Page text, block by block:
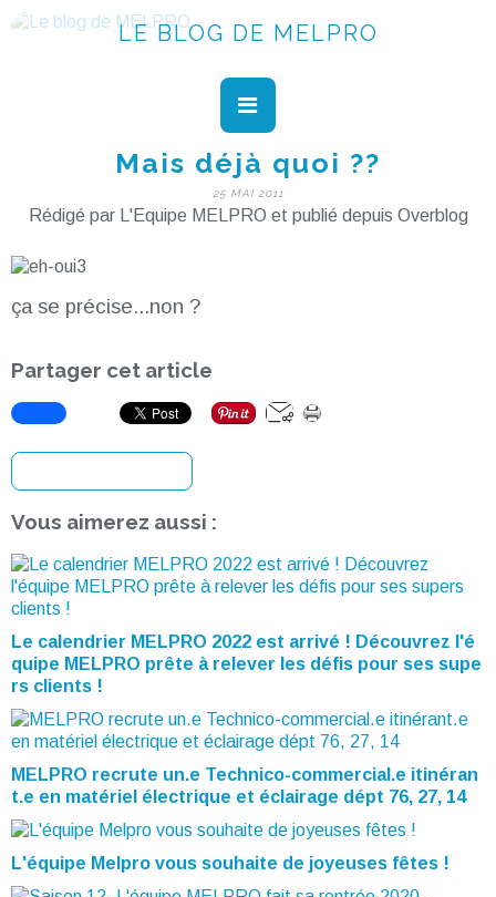
LE BLOG DE MELPRO
Mais déjà quoi ??
25 MAI 2011
Rédigé par L'Equipe MELPRO et publié depuis Overblog
ça se précise...non ?
Partager cet article
Vous aimerez aussi :
Le calendrier MELPRO 2022 est arrivé ! Découvrez l'é
quipe MELPRO prête à relever les défis pour ses supe
rs clients !
MELPRO recrute un.e Technico-commercial.e itinéran
t.e en matériel électrique et éclairage dépt 76, 27, 14
L'équipe Melpro vous souhaite de joyeuses fêtes !